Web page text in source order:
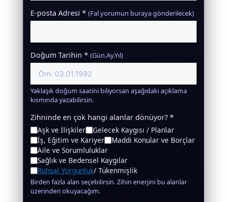
E-posta Adresi * (Fal yorumun buraya gönderilecek)
Doğum Tarihin * (Gün.Ay.Yıl)
Yaklaşık doğum saatini biliyorsan aşağıdaki açıklama
kısmında yazabilirsin.
Zihninde en çok hangi alanlar dönüyor? *
Aşk ve İlişkiler
Gelecek Kaygısı / Planlar
İş, Eğitim ve Kariyer
Maddi Konular ve Borçlar
Aile ve Sorumluluklar
Sağlık ve Bedensel Kaygılar
Ruhsal Yorgunluk/ Tükenmişlik
Birden fazla alan seçebilirsin. Zihin enerjini bu alanlar
üzerinden okuyacağım.